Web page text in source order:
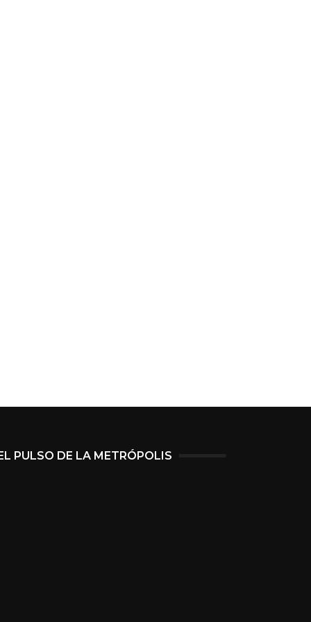
PULSO DE LA METRÓPOLIS